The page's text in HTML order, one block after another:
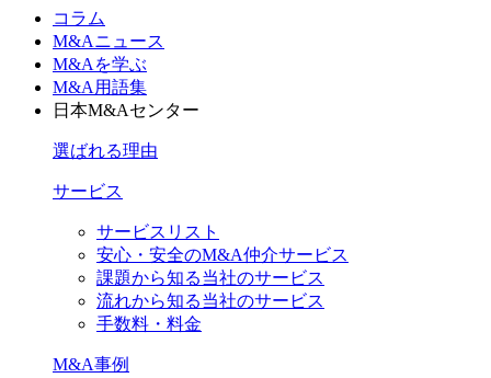
コラム
M&Aニュース
M&Aを学ぶ
M&A用語集
日本M&Aセンター
選ばれる理由
サービス
サービスリスト
安心・安全のM&A仲介サービス
課題から知る当社のサービス
流れから知る当社のサービス
手数料・料金
M&A事例